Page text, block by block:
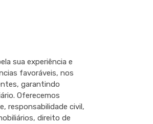
sua experiência e
favoráveis, nos
garantindo
Oferecemos
responsabilidade civil,
direito de